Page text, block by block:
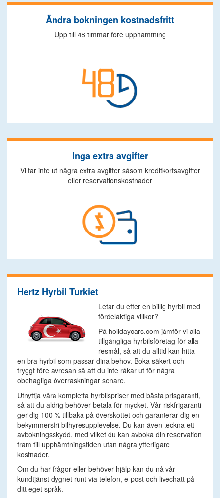
Ändra bokningen kostnadsfritt
Upp till 48 timmar före upphämtning
Inga extra avgifter
Vi tar inte ut några extra avgifter såsom kreditkortsavgifter
eller reservationskostnader
Hertz Hyrbil Turkiet
Letar du efter en billig hyrbil med
fördelaktiga villkor?
På holidaycars.com jämför vi alla
tillgängliga hyrbilsföretag för alla
resmål, så att du alltid kan hitta
en bra hyrbil som passar dina behov. Boka säkert och
tryggt före avresan så att du inte råkar ut för några
obehagliga överraskningar senare.
Utnyttja våra kompletta hyrbilspriser med bästa prisgaranti,
så att du aldrig behöver betala för mycket. Vår riskfrigaranti
ger dig 100 % tillbaka på överskottet och garanterar dig en
bekymmersfri bilhyresupplevelse. Du kan även teckna ett
avbokningsskydd, med vilket du kan avboka din reservation
fram till upphämtningstiden utan några ytterligare
kostnader.
Om du har frågor eller behöver hjälp kan du nå vår
kundtjänst dygnet runt via telefon, e-post och livechatt på
ditt eget språk.